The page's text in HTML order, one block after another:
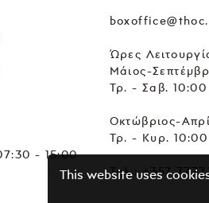
- 15:00
Ώρες
Μάιος-
Τρ. - Σαβ.
Οκτώβριος-
Τρ. - Κυρ.
Τηλ.:+357
This website uses